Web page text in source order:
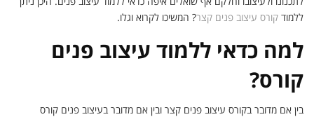
ללמוד קורס עיצוב פנים קצר? המשיכו לקרוא וגלו.
למה כדאי ללמוד עיצוב פנים
קורס?
בין אם מדובר בקורס עיצוב פנים קצר ובין אם מדובר בעיצוב פנים קורס